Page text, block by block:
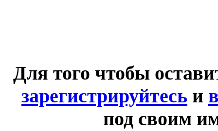
Для того чтобы
зарегистрируйтесь и
под своим